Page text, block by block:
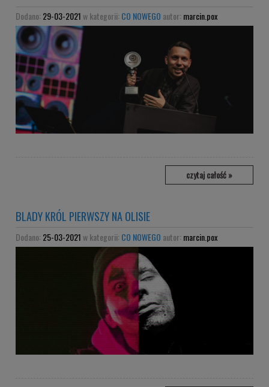
Dodano: 29-03-2021w kategorii: CO NOWEGO autor: marcin.pox
czytaj całość »
BLADY KRÓL PIERWSZY NA OLISIE
Dodano: 25-03-2021w kategorii: CO NOWEGO autor: marcin.pox